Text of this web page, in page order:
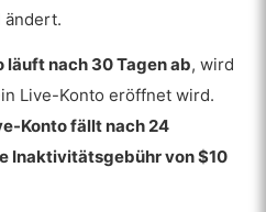
ändert.
nach 30 Tagen ab, wird
Live-Konto eröffnet wird.
Konto fällt nach 24
Inaktivitätsgebühr von $10